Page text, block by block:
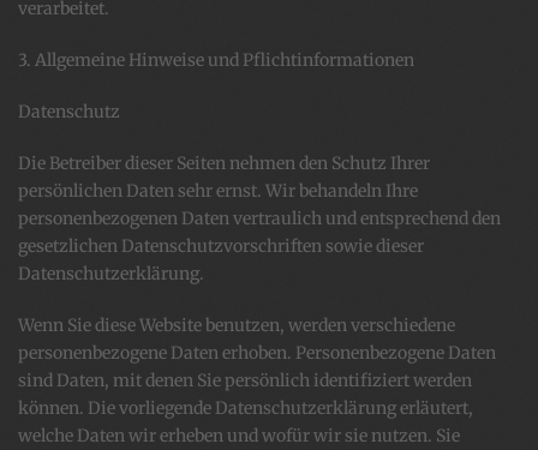
verarbeitet.
3. Allgemeine Hinweise und Pflicht­informationen
Datenschutz
Die Betreiber dieser Seiten nehmen den Schutz Ihrer
persönlichen Daten sehr ernst. Wir behandeln Ihre
personenbezogenen Daten vertraulich und entsprechend den
gesetzlichen Datenschutzvorschriften sowie dieser
Datenschutzerklärung.
Wenn Sie diese Website benutzen, werden verschiedene
personenbezogene Daten erhoben. Personenbezogene Daten
sind Daten, mit denen Sie persönlich identifiziert werden
können. Die vorliegende Datenschutzerklärung erläutert,
welche Daten wir erheben und wofür wir sie nutzen. Sie